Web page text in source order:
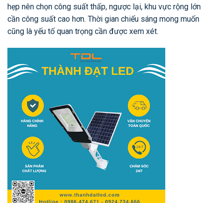
hẹp nên chọn công suất thấp, ngược lại, khu vực rộng lớn
cần công suất cao hơn. Thời gian chiếu sáng mong muốn
cũng là yếu tố quan trọng cần được xem xét.